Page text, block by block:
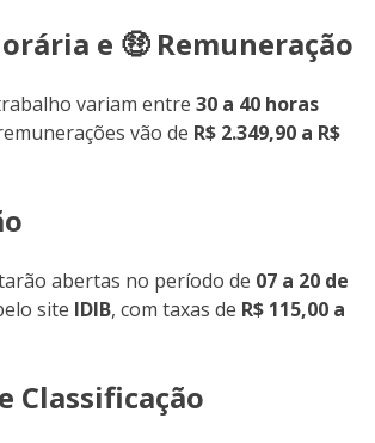
e 🤑 Remuneração
variam entre 30 a 40 horas
vão de R$ 2.349,90 a R$
abertas no período de 07 a 20 de
site IDIB, com taxas de R$ 115,00 a
Classificação